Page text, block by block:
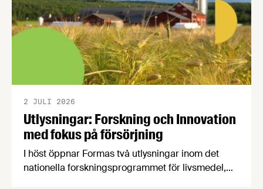
Utlysningar: Forskning och Innovation
med fokus på försörjning
2 JULI 2026
I höst öppnar Formas två utlysningar inom det
nationella forskningsprogrammet för livsmedel,